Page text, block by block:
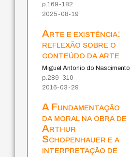
p.169-182
2025-08-19
Arte e existência:
reflexão sobre o
conteúdo da arte
Miguel Antonio do Nascimento
p.289-310
2016-03-29
A Fundamentação
da moral na obra de
Arthur
Schopenhauer e a
interpretação de